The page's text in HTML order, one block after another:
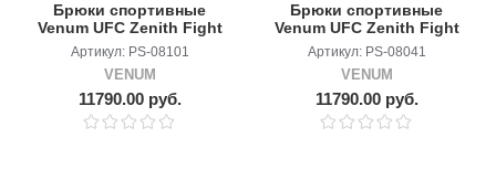
Брюки спортивные
Venum UFC Zenith Fight
Week (Plain Version)
Burgundy/Silver
Артикул: PS-08101
VENUM
11790.00 руб.
Брюки спортивные
Venum UFC Zenith Fight
Week Navy Blue/Silver
Артикул: PS-08041
VENUM
11790.00 руб.